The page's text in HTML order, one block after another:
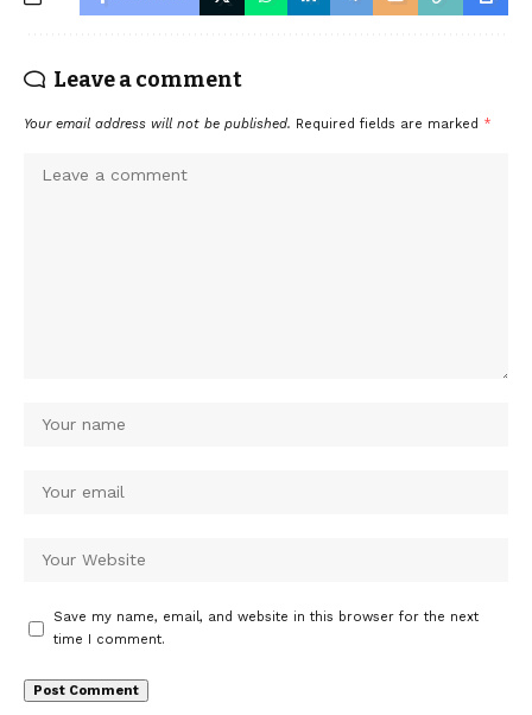
Leave a comment
Your email address will not be published. Required fields are marked *
Save my name, email, and website in this browser for the next
time I comment.